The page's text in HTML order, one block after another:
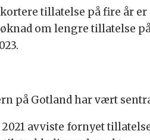
tillatelse på fire år
om lengre tillatelse
på Gotland har vært
avviste fornyet